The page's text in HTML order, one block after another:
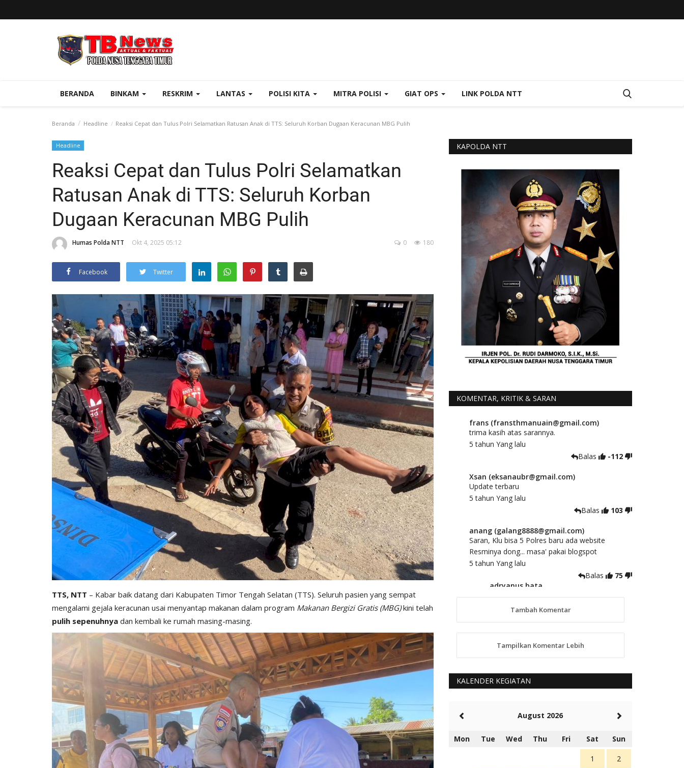
BERANDA BINKAM RESKRIM LANTAS POLISI KITA MITRA POLISI GIAT OPS LINK POLDA NTT
Beranda Headline Reaksi Cepat dan Tulus Polri Selamatkan Ratusan Anak di TTS: Seluruh Korban Dugaan Keracunan MBG Pulih
Headline
Reaksi Cepat dan Tulus Polri Selamatkan
Ratusan Anak di TTS: Seluruh Korban
Dugaan Keracunan MBG Pulih
Humas Polda NTT Okt 4, 2025 05:12 180
0
Facebook Twitter
TTS, NTT – Kabar baik datang dari Kabupaten Timor Tengah Selatan (TTS). Seluruh pasien yang sempat
mengalami gejala keracunan usai menyantap makanan dalam program Makanan Bergizi Gratis (MBG)kini telah
pulih sepenuhnya dan kembali ke rumah masing-masing.
KAPOLDA NTT
KOMENTAR, KRITIK & SARAN
frans (fransthmanuain@gmail.com)
trima kasih atas sarannya.
5 tahun Yang lalu
Balas
-112
Xsan (eksanaubr@gmail.com)
Update terbaru
5 tahun Yang lalu
Balas
103
anang (galang8888@gmail.com)
Saran, Klu bisa 5 Polres baru ada website
Resminya dong... masa' pakai blogspot
5 tahun Yang lalu
Balas
75
adryanus bata
kami tindaklanjuti
5 tahun Yang lalu
88
anggy (anakkaos@gmail.com)
Sumba Barat Aman, Trmksih Pak Polisi
5 tahun Yang lalu
Rambu (rambu03@gmail.com)
5 tahun Yang lalu
Balas
16
Tambah Komentar
Tampilkan Komentar Lebih
KALENDER KEGIATAN
August 2026
Mon Tue Wed Thu Fri Sat Sun
1 2